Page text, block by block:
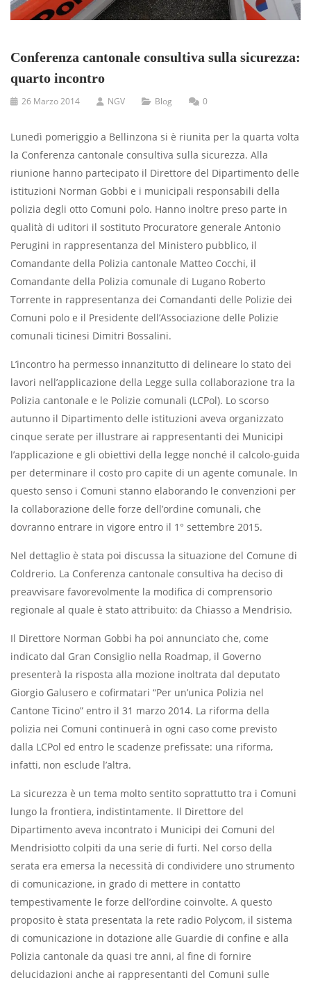
Conferenza cantonale consultiva sulla sicurezza:
quarto incontro
26 Marzo 2014 NGV Blog 0
Lunedì pomeriggio a Bellinzona si è riunita per la quarta volta
la Conferenza cantonale consultiva sulla sicurezza. Alla
riunione hanno partecipato il Direttore del Dipartimento delle
istituzioni Norman Gobbi e i municipali responsabili della
polizia degli otto Comuni polo. Hanno inoltre preso parte in
qualità di uditori il sostituto Procuratore generale Antonio
Perugini in rappresentanza del Ministero pubblico, il
Comandante della Polizia cantonale Matteo Cocchi, il
Comandante della Polizia comunale di Lugano Roberto
Torrente in rappresentanza dei Comandanti delle Polizie dei
Comuni polo e il Presidente dell’Associazione delle Polizie
comunali ticinesi Dimitri Bossalini.
L’incontro ha permesso innanzitutto di delineare lo stato dei
lavori nell’applicazione della Legge sulla collaborazione tra la
Polizia cantonale e le Polizie comunali (LCPol). Lo scorso
autunno il Dipartimento delle istituzioni aveva organizzato
cinque serate per illustrare ai rappresentanti dei Municipi
l’applicazione e gli obiettivi della legge nonché il calcolo-guida
per determinare il costo pro capite di un agente comunale. In
questo senso i Comuni stanno elaborando le convenzioni per
la collaborazione delle forze dell’ordine comunali, che
dovranno entrare in vigore entro il 1° settembre 2015.
Nel dettaglio è stata poi discussa la situazione del Comune di
Coldrerio. La Conferenza cantonale consultiva ha deciso di
preavvisare favorevolmente la modifica di comprensorio
regionale al quale è stato attribuito: da Chiasso a Mendrisio.
Il Direttore Norman Gobbi ha poi annunciato che, come
indicato dal Gran Consiglio nella Roadmap, il Governo
presenterà la risposta alla mozione inoltrata dal deputato
Giorgio Galusero e cofirmatari “Per un’unica Polizia nel
Cantone Ticino” entro il 31 marzo 2014. La riforma della
polizia nei Comuni continuerà in ogni caso come previsto
dalla LCPol ed entro le scadenze prefissate: una riforma,
infatti, non esclude l’altra.
La sicurezza è un tema molto sentito soprattutto tra i Comuni
lungo la frontiera, indistintamente. Il Direttore del
Dipartimento aveva incontrato i Municipi dei Comuni del
Mendrisiotto colpiti da una serie di furti. Nel corso della
serata era emersa la necessità di condividere uno strumento
di comunicazione, in grado di mettere in contatto
tempestivamente le forze dell’ordine coinvolte. A questo
proposito è stata presentata la rete radio Polycom, il sistema
di comunicazione in dotazione alle Guardie di confine e alla
Polizia cantonale da quasi tre anni, al fine di fornire
delucidazioni anche ai rappresentanti del Comuni sulle